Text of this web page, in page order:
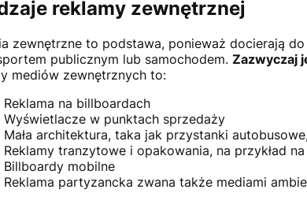
reklamy zewnętrznej
zewnętrzne to podstawa, ponieważ docierają
publicznym lub samochodem.Zazwyczaj
mediów zewnętrznych to:
Reklama na billboardach
Wyświetlacze w punktach sprzedaży
Mała architektura, taka jak przystanki
Reklamy tranzytowe i opakowania, na przykład
Billboardy mobilne
Reklama partyzancka zwana także mediami